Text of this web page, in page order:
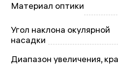
Материал оптики
Угол наклона окулярной
насадки
Диапазон увеличения,